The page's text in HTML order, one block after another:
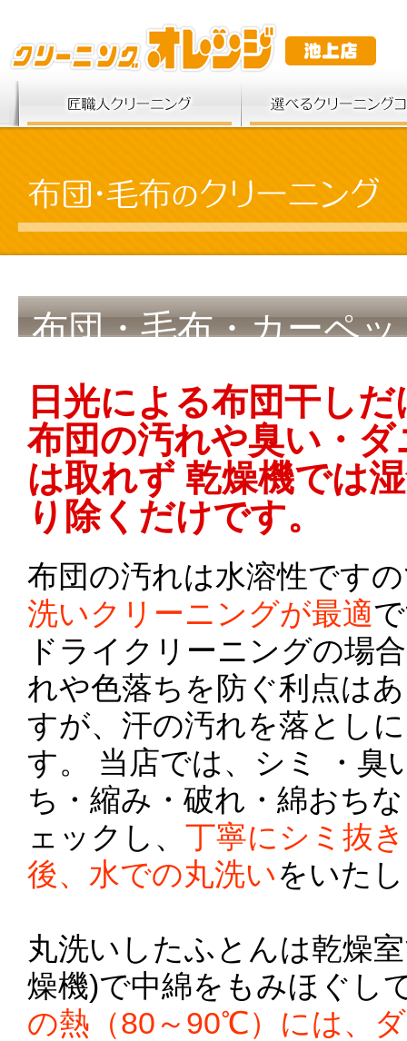
布団・毛布・カーペ
日光による布団干し
布団の汚れや臭い・ダ
は取れず 乾燥機では
り除くだけです。
布団の汚れは水溶性です
洗いクリーニングが最適
ドライクリーニングの場
れや色落ちを防ぐ利点は
すが、汗の汚れを落とし
す。 当店では、シミ ・臭
ち・縮み・破れ・綿おち
ェックし、 丁寧にシミ抜
後、水での丸洗いをいた
丸洗いしたふとんは乾燥
燥機)で中綿をもみほぐし
の熱（80～90℃）には、